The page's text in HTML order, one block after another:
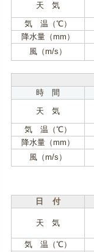
天 気
気 温（℃）
降水量（mm）
風（m/s）
時 間
天 気
気 温（℃）
降水量（mm）
風（m/s）
日 付
天 気
気 温（℃）